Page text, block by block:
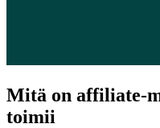
Mitä on affiliate-
toimii